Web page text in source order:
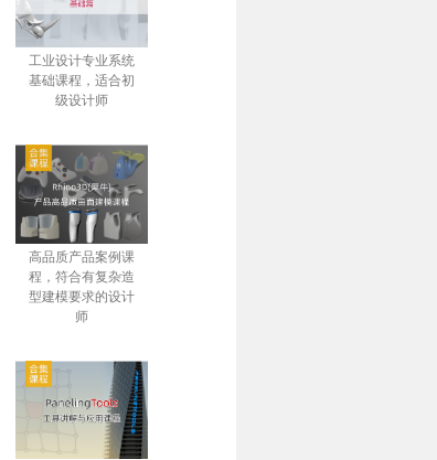
工业设计专业系统
基础课程，适合初
级设计师
高品质产品案例课
程，符合有复杂造
型建模要求的设计
师